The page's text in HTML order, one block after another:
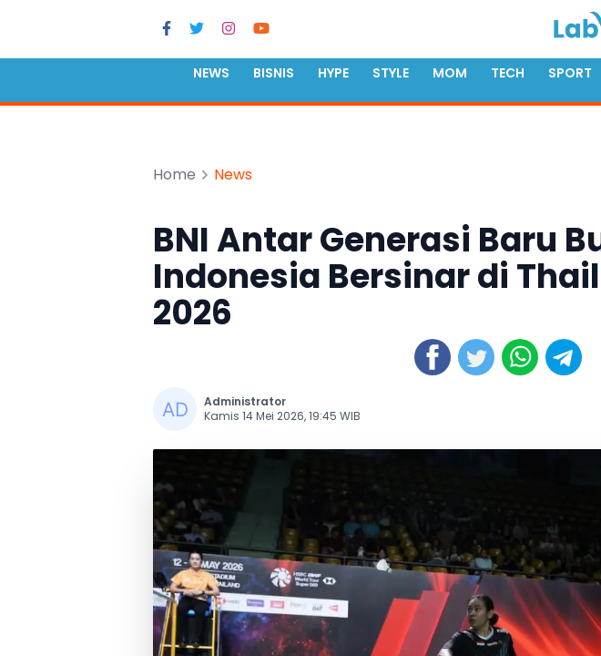
NEWS BISNIS HYPE STYLE MOM TECH SPORT
Home News
BNI Antar Generasi Baru
Indonesia Bersinar di
2026
Administrator
Kamis 14 Mei 2026, 19:45 WIB